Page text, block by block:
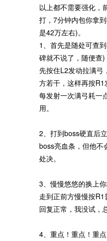
以上都不需要强化，
打，7分钟内包你拿
是42万左右)。
1、首先是随处可查
碑就不说了，随便查)
先按住L2发动拉满弓
方若干，这样再按R1
每发射一次满弓耗一
用。
2、打到boss硬直后
boss亮血条，但他不
处决。
3、慢慢悠悠的换上
走到正前方慢慢按
回复正常，我没试，
4、重点！重点！重点